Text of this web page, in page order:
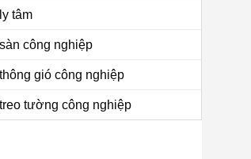
tâm
công nghiệp
gió công nghiệp
tường công nghiệp